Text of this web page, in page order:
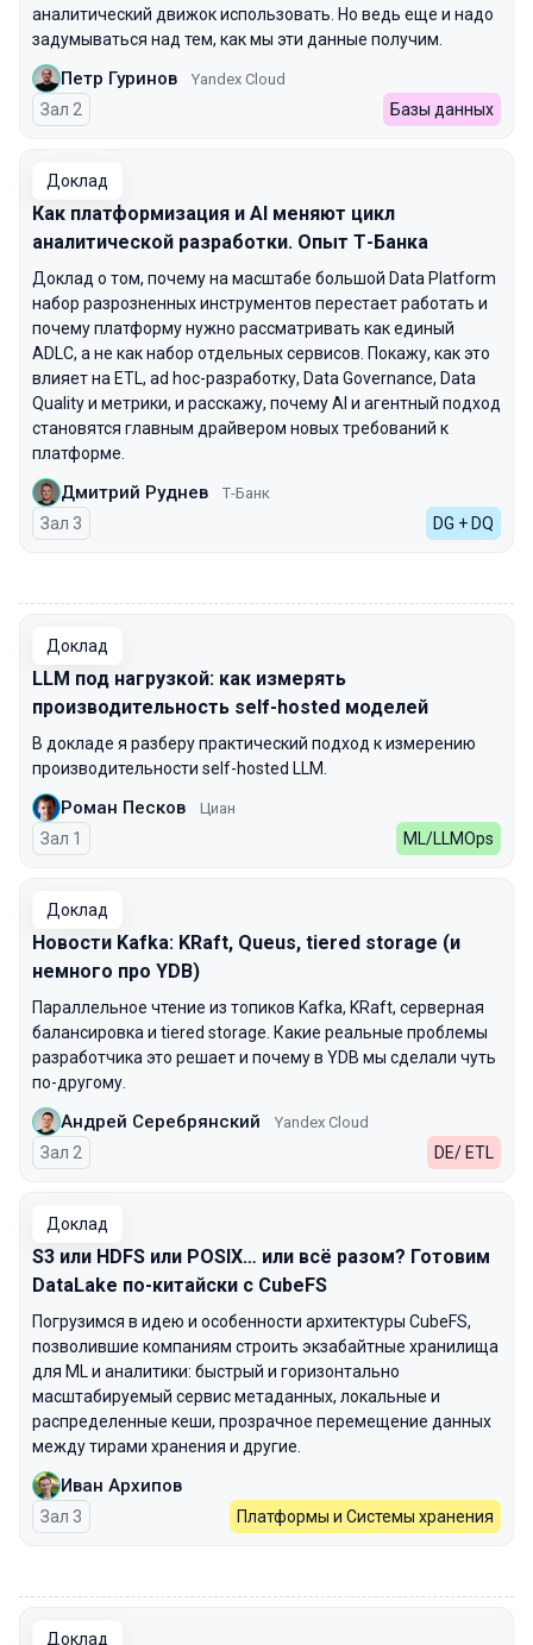
аналитический движок использовать. Но ведь еще и надо
задумываться над тем, как мы эти данные получим.
Петр Гуринов Yandex Cloud
Зал 2 Базы данных
Доклад
Как платформизация и AI меняют цикл
аналитической разработки. Опыт Т-Банка
Доклад о том, почему на масштабе большой Data Platform
набор разрозненных инструментов перестает работать и
почему платформу нужно рассматривать как единый
ADLC, а не как набор отдельных сервисов. Покажу, как это
влияет на ETL, ad hoc-разработку, Data Governance, Data
Quality и метрики, и расскажу, почему AI и агентный подход
становятся главным драйвером новых требований к
платформе.
Дмитрий Руднев Т-Банк
Зал 3 DG + DQ
Доклад
LLM под нагрузкой: как измерять
производительность self-hosted моделей
В докладе я разберу практический подход к измерению
производительности self-hosted LLM.
Роман Песков Циан
Зал 1 ML/LLMOps
Доклад
Новости Kafka: KRaft, Queus, tiered storage (и
немного про YDB)
Параллельное чтение из топиков Kafka, KRaft, серверная
балансировка и tiered storage. Какие реальные проблемы
разработчика это решает и почему в YDB мы сделали чуть
по-другому.
Андрей Серебрянский Yandex Cloud
Зал 2 DE/ ETL
Доклад
S3 или HDFS или POSIX… или всё разом? Готовим
DataLake по-китайски с CubeFS
Погрузимся в идею и особенности архитектуры CubeFS,
позволившие компаниям строить экзабайтные хранилища
для ML и аналитики: быстрый и горизонтально
масштабируемый сервис метаданных, локальные и
распределенные кеши, прозрачное перемещение данных
между тирами хранения и другие.
Иван Архипов
Зал 3 Платформы и Системы хранения
Доклад